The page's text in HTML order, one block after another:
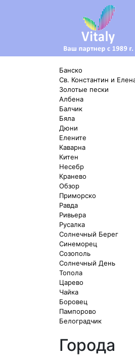
Банско
Св. Константин и
Золотые пески
Албена
Балчик
Бяла
Дюни
Елените
Каварна
Китен
Несебр
Кранево
Обзор
Приморско
Равда
Ривьера
Русалка
Солнечный Берег
Синеморец
Созополь
Солнечный День
Топола
Царево
Чайка
Боровец
Пампорово
Белоградчик
Города